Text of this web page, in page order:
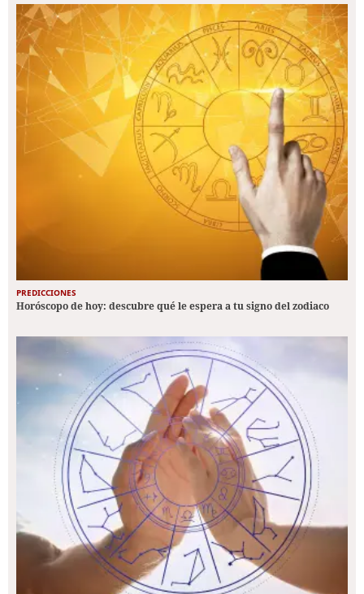
PREDICCIONES
Horóscopo de hoy: descubre qué le espera a tu signo del zodiaco